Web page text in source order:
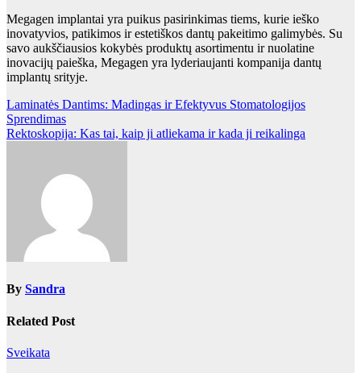
Megagen implantai yra puikus pasirinkimas tiems, kurie ieško
inovatyvios, patikimos ir estetiškos dantų pakeitimo galimybės. Su
savo aukščiausios kokybės produktų asortimentu ir nuolatine
inovacijų paieška, Megagen yra lyderiaujanti kompanija dantų
implantų srityje.
Navigacija
tarp
Laminatės Dantims: Madingas ir Efektyvus Stomatologijos
Sprendimas
Rektoskopija: Kas tai, kaip ji atliekama ir kada ji reikalinga
By Sandra
Related Post
Sveikata